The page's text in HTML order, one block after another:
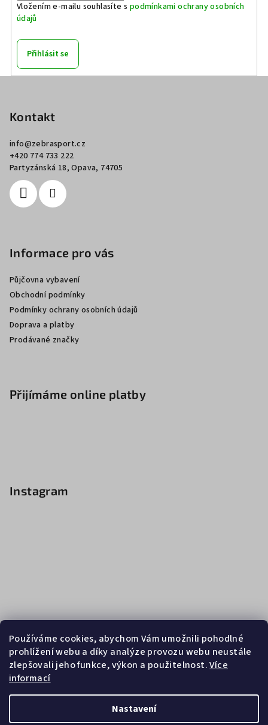
Používáme cookies, abychom Vám umožnili pohodlné
prohlížení webu a díky analýze provozu webu neustále
zlepšovali jeho funkce, výkon a použitelnost.Více
informací
Nastavení
Vložením e-mailu souhlasíte s podmínkami ochrany osobních
údajů
Přihlásit se
Kontakt
info@zebrasport.cz
+420 774 733 222
Partyzánská 18, Opava, 74705
Informace pro vás
Půjčovna vybavení
Obchodní podmínky
Podmínky ochrany osobních údajů
Doprava a platby
Prodávané značky
Přijímáme online platby
Instagram
Sledovat na Instagramu